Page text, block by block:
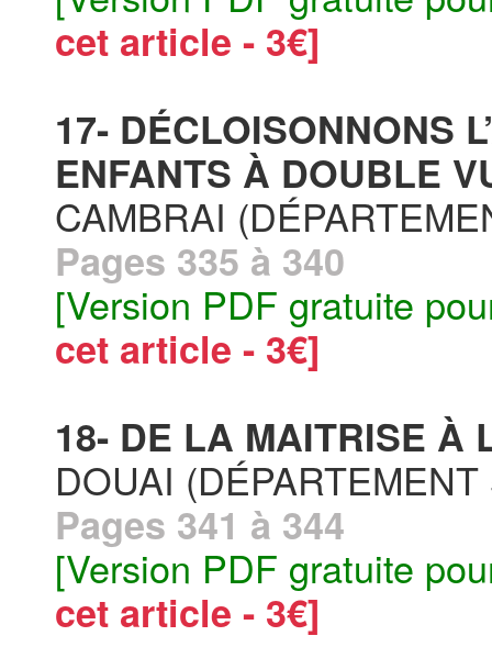
cet article - 3€]
17- DÉCLOISONNONS
ENFANTS À DOUBLE
CAMBRAI
Pages 335 à 340
[Version PDF gratuite
cet article - 3€]
18- DE LA MAITRISE À
DOUAI (DÉPARTEMENT
Pages 341 à 344
[Version PDF gratuite
cet article - 3€]